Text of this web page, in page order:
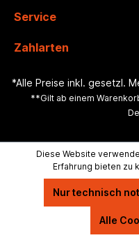
Service
Zahlarten
*Alle Preise inkl. gesetzl.
**Gilt ab einem
Diese Website
Erfahrung bieten zu
Nur technisch
Alle